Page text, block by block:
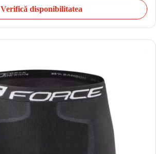
Verifică disponibilitatea